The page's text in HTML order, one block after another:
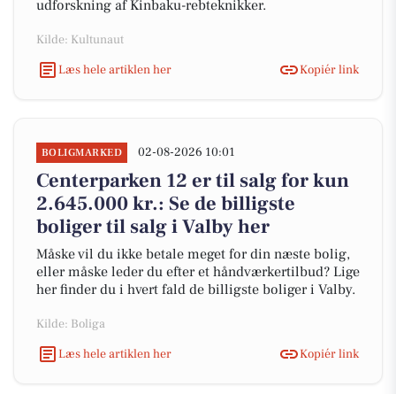
udforskning af Kinbaku-rebteknikker.
Kilde: Kultunaut
Læs hele artiklen her
Kopiér link
BOLIGMARKED 02-08-2026 10:01
Centerparken 12 er til salg for kun
2.645.000 kr.: Se de billigste
boliger til salg i Valby her
Måske vil du ikke betale meget for din næste bolig,
eller måske leder du efter et håndværkertilbud? Lige
her finder du i hvert fald de billigste boliger i Valby.
Kilde: Boliga
Læs hele artiklen her
Kopiér link